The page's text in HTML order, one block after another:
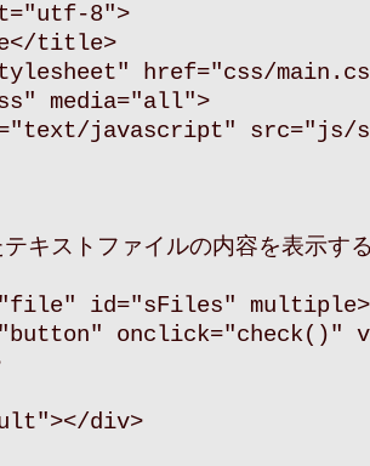
8">
title>
href="css/
media="all">
javascript" src="js/
キストファイルの内容を表示す
id="sFiles" multiple>
onclick="check()"
div>